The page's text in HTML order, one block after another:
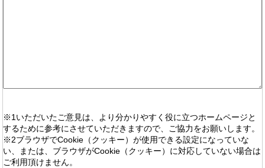
※1いただいたご意見は、より分かりやすく役に立つホームページと
するために参考にさせていただきますので、ご協力をお願いします。
※2ブラウザでCookie（クッキー）が使用できる設定になっていな
い、または、ブラウザがCookie（クッキー）に対応していない場合は
ご利用頂けません。